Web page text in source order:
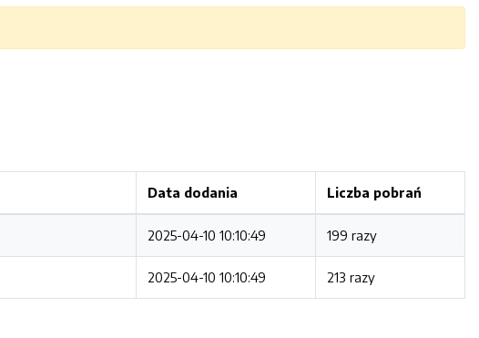
Data dodania Liczba pobrań
2025-04-10 10:10:49 199 razy
2025-04-10 10:10:49 213 razy